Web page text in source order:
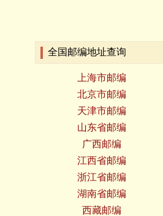
全国邮编地址查询
上海市邮编
北京市邮编
天津市邮编
山东省邮编
广西邮编
江西省邮编
浙江省邮编
湖南省邮编
西藏邮编